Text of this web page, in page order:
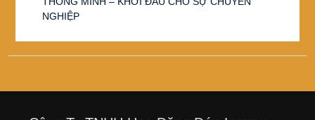
NGHIỆP